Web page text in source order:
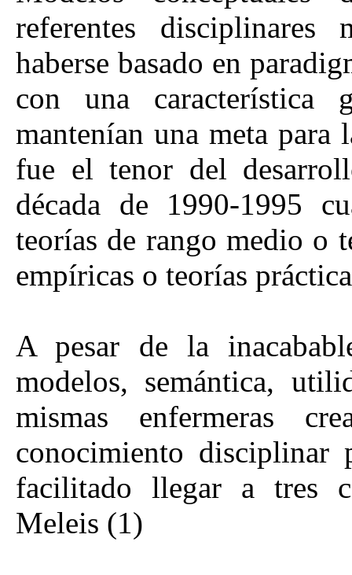
referentes disciplinares
haberse basado en
con una característica
mantenían una meta para
fue el tenor del
década de 1990-1995
teorías de rango medio o
empíricas o teorías
A pesar de la
modelos, semántica,
mismas enfermeras
conocimiento
facilitado llegar a tres
Meleis (1)